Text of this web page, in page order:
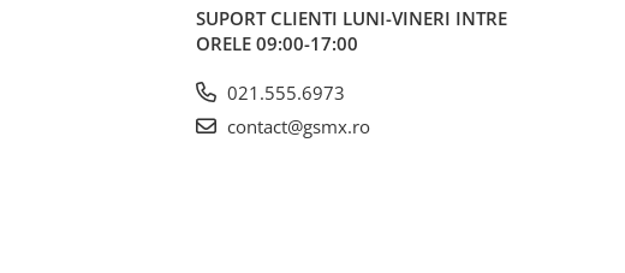
SUPORT CLIENTI LUNI-VINERI INTRE
ORELE 09:00-17:00
021.555.6973
contact@gsmx.ro